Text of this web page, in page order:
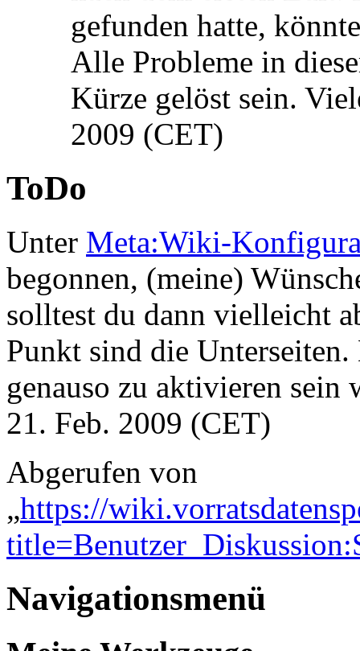
gefunden hatte,
Alle Probleme in
Kürze gelöst sein.
2009 (CET)
ToDo
Unter Meta:Wiki-
begonnen, (meine)
solltest du dann vielleicht
Punkt sind die
genauso zu aktivieren sein
21. Feb. 2009 (CET)
Abgerufen von
„https://
Navigationsmenü